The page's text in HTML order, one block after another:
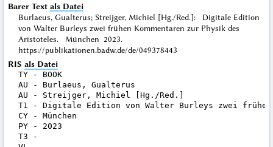
Barer Text als Datei
Burlaeus, Gualterus; Streijger, Michiel [Hg./Red.]: Digitale Edition
von Walter Burleys zwei frühen Kommentaren zur Physik des
Aristoteles. München 2023.
https://publikationen.badw.de/de/049378443
RIS als Datei
TY - BOOK
AU - Burlaeus, Gualterus
AU - Streijger, Michiel [Hg./Red.]
T1 - Digitale Edition von Walter Burleys zwei frühen
CY - München
PY - 2023
T3 -